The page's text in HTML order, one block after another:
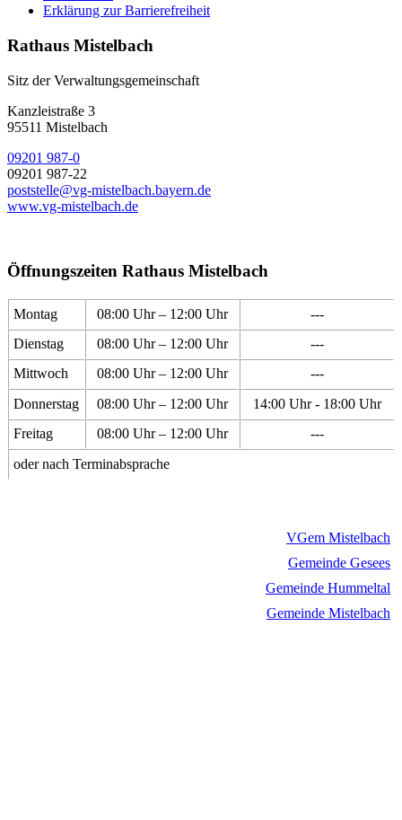
Erklärung zur Barrierefreiheit
Rathaus Mistelbach
Sitz der Verwaltungsgemeinschaft
Kanzleistraße 3
95511 Mistelbach
09201 987-0
09201 987-22
poststelle@vg-mistelbach.bayern.de
www.vg-mistelbach.de
Öffnungszeiten Rathaus Mistelbach
Montag 08:00 Uhr – 12:00 Uhr
---
Dienstag
08:00 Uhr – 12:00 Uhr
---
Mittwoch
08:00 Uhr – 12:00 Uhr
---
Donnerstag
08:00 Uhr – 12:00 Uhr
14:00 Uhr - 18:00 Uhr
Freitag
08:00 Uhr – 12:00 Uhr
---
oder nach Terminabsprache
VGem Mistelbach
Gemeinde Gesees
Gemeinde Hummeltal
Gemeinde Mistelbach